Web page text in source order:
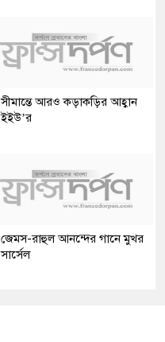
সীমান্তে আরও কড়াকড়ির আহ্বান
ইইউ’র
জেমস-রাহুল আনন্দের গানে মুখর
সার্সেল